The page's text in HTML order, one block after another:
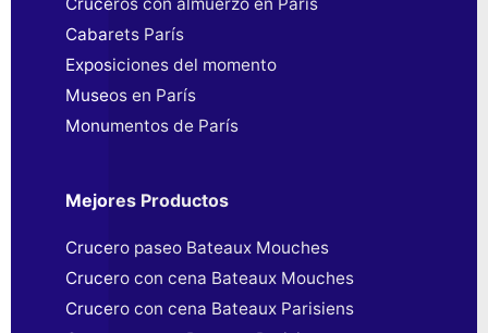
Cruceros con almuerzo en París
Cabarets París
Exposiciones del momento
Museos en París
Monumentos de París
Mejores Productos
Crucero paseo Bateaux Mouches
Crucero con cena Bateaux Mouches
Crucero con cena Bateaux Parisiens